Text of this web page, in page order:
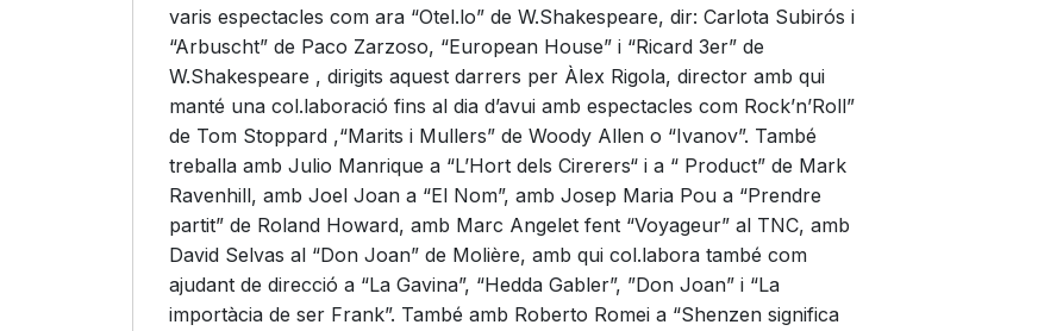
varis espectacles com ara “Otel.lo” de W.Shakespeare, dir: Carlota Subirós i
“Arbuscht” de Paco Zarzoso, “European House” i “Ricard 3er” de
W.Shakespeare , dirigits aquest darrers per Àlex Rigola, director amb qui
manté una col.laboració fins al dia d’avui amb espectacles com Rock’n’Roll”
de Tom Stoppard ,“Marits i Mullers” de Woody Allen o “Ivanov”. També
treballa amb Julio Manrique a “L’Hort dels Cirerers“ i a “ Product” de Mark
Ravenhill, amb Joel Joan a “El Nom”, amb Josep Maria Pou a “Prendre
partit” de Roland Howard, amb Marc Angelet fent “Voyageur” al TNC, amb
David Selvas al “Don Joan” de Molière, amb qui col.labora també com
ajudant de direcció a “La Gavina”, “Hedda Gabler”, ”Don Joan” i “La
importàcia de ser Frank”. També amb Roberto Romei a “Shenzen significa